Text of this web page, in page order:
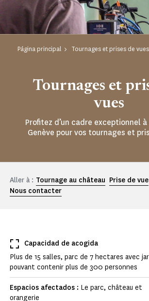
Página principal Tournages et prises de vues
Tournages et
vues
Profitez d’un cadre exceptionnel
Genève pour vos tournages et
Aller à : Tournage au château Prise de vue
Nous contacter
Capacidad de acogida
Plus de 15 salles, parc de 7 hectares avec
pouvant contenir plus de 300 personnes
Espacios afectados : Le parc, château et
orangerie